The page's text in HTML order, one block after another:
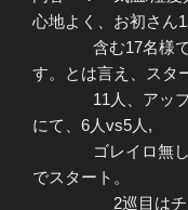
心地よく、お初さん
含む17名様で、
す。とは言え、スタ
11人、アップも
にて、6人vs5人,
ゴレイロ無し,シ
でスタート。
2巡目はチーム